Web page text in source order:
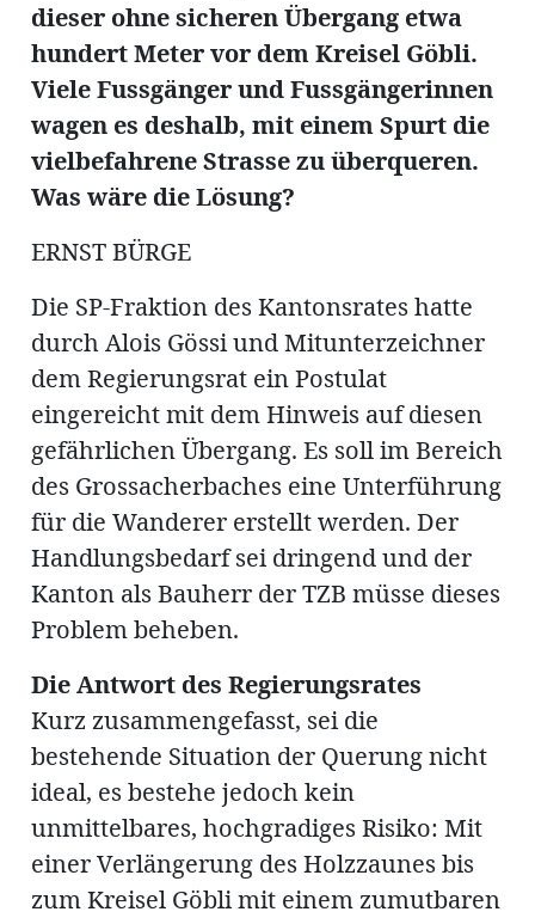
dieser ohne sicheren Übergang etwa
hundert Meter vor dem Kreisel Göbli.
Viele Fussgänger und Fussgängerinnen
wagen es deshalb, mit einem Spurt die
vielbefahrene Strasse zu überqueren.
Was wäre die Lösung?
ERNST BÜRGE
Die SP-Fraktion des Kantonsrates hatte
durch Alois Gössi und Mitunterzeichner
dem Regierungsrat ein Postulat
eingereicht mit dem Hinweis auf diesen
gefährlichen Übergang. Es soll im Bereich
des Grossacherbaches eine Unterführung
für die Wanderer erstellt werden. Der
Handlungsbedarf sei dringend und der
Kanton als Bauherr der TZB müsse dieses
Problem beheben.
Die Antwort des Regierungsrates
Kurz zusammengefasst, sei die
bestehende Situation der Querung nicht
ideal, es bestehe jedoch kein
unmittelbares, hochgradiges Risiko: Mit
einer Verlängerung des Holzzaunes bis
zum Kreisel Göbli mit einem zumutbaren